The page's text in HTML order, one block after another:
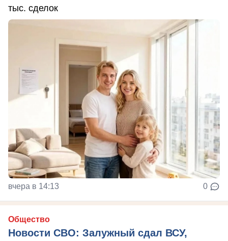
тыс. сделок
вчера в 14:13 0
Общество
Новости СВО: Залужный сдал ВСУ,